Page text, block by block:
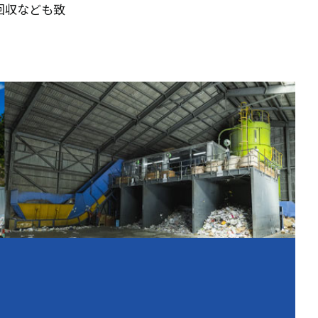
収なども致